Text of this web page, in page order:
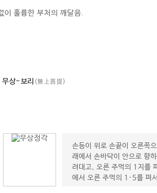
이 훌륭한 부처의 깨달음.
무상-보리 (無上菩提)
손등이 위로 손끝이 오른쪽
래에서 손바닥이 안으로 향
려대고, 오른 주먹의 1지를
에서 오른 주먹의 1·5를 펴